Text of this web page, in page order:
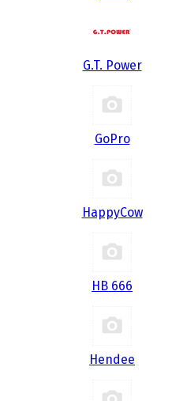
G.T. Power
GoPro
HappyCow
HB 666
Hendee